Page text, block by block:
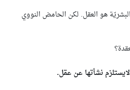
هو العقل. لكن الحامض النووي
نشأتها عن عقل.